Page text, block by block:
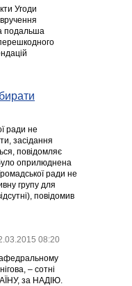
Угоди
подальша
ради не
засідання
повідомляє
оприлюднена
ради не
групу для
повідомив
08:20
– сотні
за НАДІЮ.